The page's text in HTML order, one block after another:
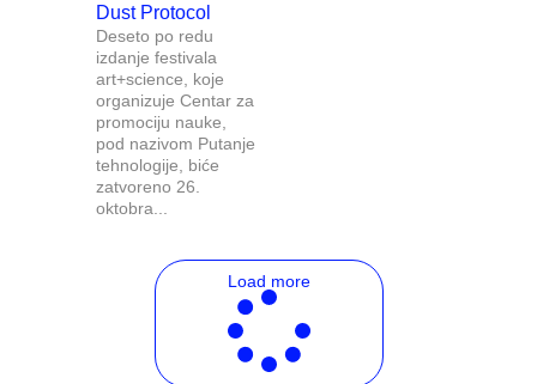
Dust Protocol
Deseto po redu
izdanje festivala
art+science, koje
organizuje Centar za
promociju nauke,
pod nazivom Putanje
tehnologije, biće
zatvoreno 26.
oktobra...
Load more